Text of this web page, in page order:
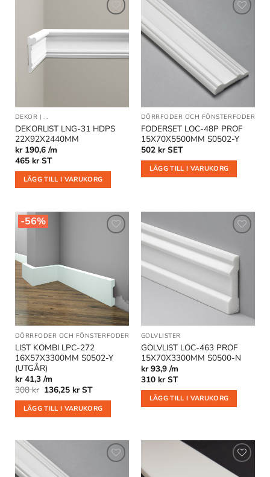
Lägg till
i
önskelistan
DEKOR | DEKORLIST OCH VÄGGLISTER |DÖRRFODER OCH FÖNSTERFODER
DEKORLIST LNG-31 HDPS
22X92X2440MM
kr 190,6 /m
465 kr ST
LÄGG TILL I VARUKORG
önskelistan
DÖRRFODER OCH FÖNSTERFODER
FODERSET LOC-48P PROF
15X70X5500MM S0502-Y
502 kr SET
LÄGG TILL I VARUKORG
-56%
önskelistan
DÖRRFODER OCH FÖNSTERFODER GOLVLISTER|
LIST KOMBI LPC-272
16X57X3300MM S0502-Y
(UTGÅR)
kr 41,3 /m
308kr Det
ursprungliga
priset
var:
308 kr.
136,25 krDet
nuvarande
priset
är:
136,25 kr.
ST
LÄGG TILL I VARUKORG
Lägg till
i
önskelistan
GOLVLISTER
GOLVLIST LOC-463 PROF
15X70X3300MM S0500-N
kr 93,9 /m
310 kr ST
LÄGG TILL I VARUKORG